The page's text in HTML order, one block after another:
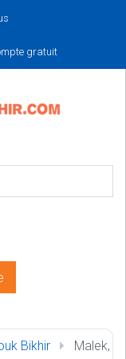
gratuit
Bikhir
Malek,